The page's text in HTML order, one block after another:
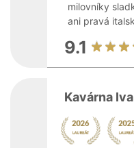
milovníky
ani pravá
9.1
Kavárna